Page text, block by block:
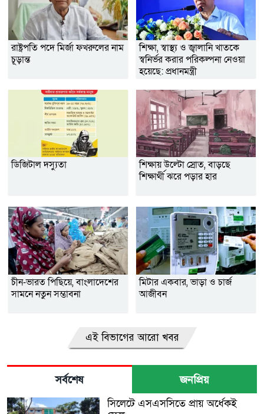
রাষ্ট্রপতি পদে মির্জা ফখরুলের নাম
চূড়ান্ত
শিক্ষা, স্বাস্থ্য ও জ্বালানি খাতকে
স্বনির্ভর করার পরিকল্পনা নেওয়া
হয়েছে: প্রধানমন্ত্রী
ডিজিটাল দস্যুতা
শিক্ষায় উল্টো স্রোত, বাড়ছে
শিক্ষার্থী ঝরে পড়ার হার
চীন-ভারত পিছিয়ে, বাংলাদেশের
সামনে নতুন সম্ভাবনা
মিটার একবার, ভাড়া ও চার্জ
আজীবন
এই বিভাগের আরো খবর
সর্বশেষ জনপ্রিয়
সিলেটে এসএসসিতে প্রায় অর্ধেকই